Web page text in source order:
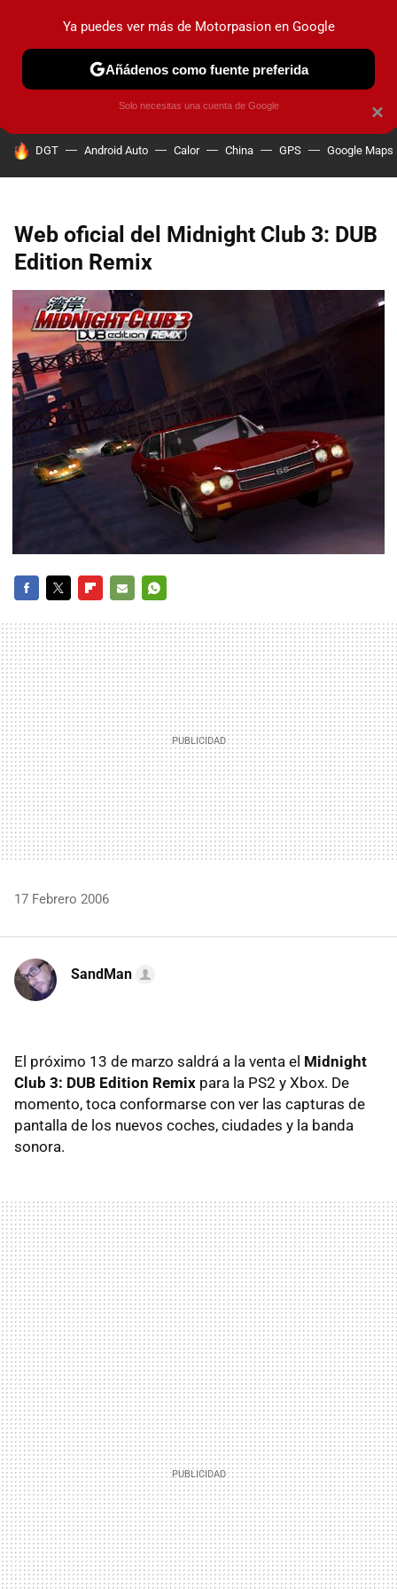
PRUEBAS COCHES ELÉCTRICOS OBSERVATORIO
HOY SE HABLA DE
DGT Android Auto Calor China GPS Google Maps
Web oficial del Midnight Club 3: DUB
Edition Remix
MAIL
17 Febrero 2006
SandMan
El próximo 13 de marzo saldrá a la venta el Midnight
Club 3: DUB Edition Remix para la PS2 y Xbox. De
momento, toca conformarse con ver las capturas de
pantalla de los nuevos coches, ciudades y la banda
sonora.
×
Ya puedes ver más de Motorpasion en Google
Añádenos como fuente preferida
Solo necesitas una cuenta de Google